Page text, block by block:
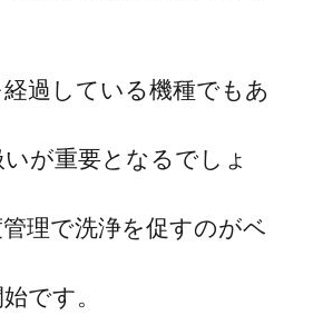
過している機種でもあ
が重要となるでしょ
理で洗浄を促すのがベ
です。